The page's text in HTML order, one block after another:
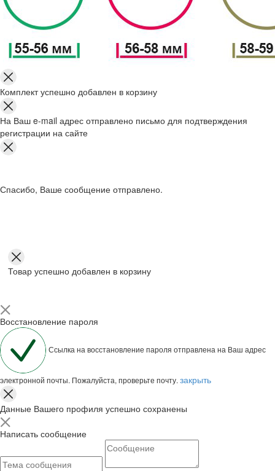
Комплект успешно добавлен в корзину
На Ваш e-mail адрес отправлено письмо для подтверждения
регистрации на сайте
Спасибо, Ваше сообщение отправлено.
Товар успешно добавлен в корзину
Восстановление пароля
Ссылка на восстановление пароля отправлена на Ваш адрес
электронной почты. Пожалуйста, проверьте почту. закрыть
Данные Вашего профиля успешно сохранены
Написать сообщение